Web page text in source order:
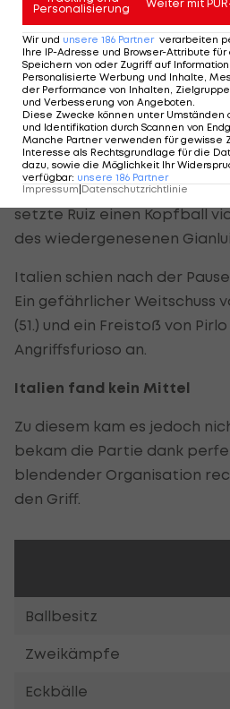
Costa Rica spielte die
zweite Achtelfinal-Quali
die Zeit.
Die wütenden Proteste von
Teamchef Jorge Luis Pinto
Ende, da führte sein Team
Nach Flanke von Junior
setzte Ruiz einen Kopfball
des wiedergenesenen
Italien schien nach der
Ein gefährlicher Weitschuss
(51.) und ein Freistoß von
Angriffsfurioso an.
Italien fand kein Mittel
Zu diesem kam es jedoch
bekam die Partie dank
blendender Organisation
den Griff.
Ballbesitz
Zweikämpfe
Eckbälle
Personalisierung
Weiter mit
Wir und unsere 186 Partner verarbeiten
Ihre IP-Adresse und Browser-Attribute
Speichern von oder Zugriff auf
Personalisierte Werbung und Inhalte,
der Performance von Inhalten,
und Verbesserung von Angeboten.
Diese Zwecke können unter Umständen
und Identifikation durch Scannen von
Manche Partner verwenden für gewisse
Interesse als Rechtsgrundlage für die
dazu, sowie die Möglichkeit Ihr
verfügbar: unsere 186 Partner
Impressum Datenschutzrichtlinie